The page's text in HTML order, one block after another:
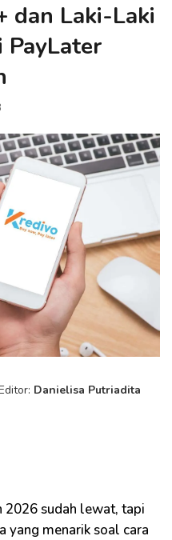
dan Laki-Laki
PayLater
Danielisa Putriadita
2026 sudah lewat, tapi
yang menarik soal cara